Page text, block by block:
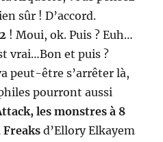
sûr ! D’accord.
! Moui, ok. Puis ? Euh…
vrai…Bon et puis ?
peut-être s’arrêter là,
pourront aussi
les monstres à 8
Freaksd’Ellory Elkayem